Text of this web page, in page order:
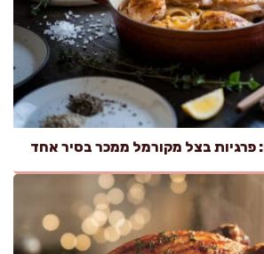
פרגיות בצל מקורמל ממכר בסיר אחד